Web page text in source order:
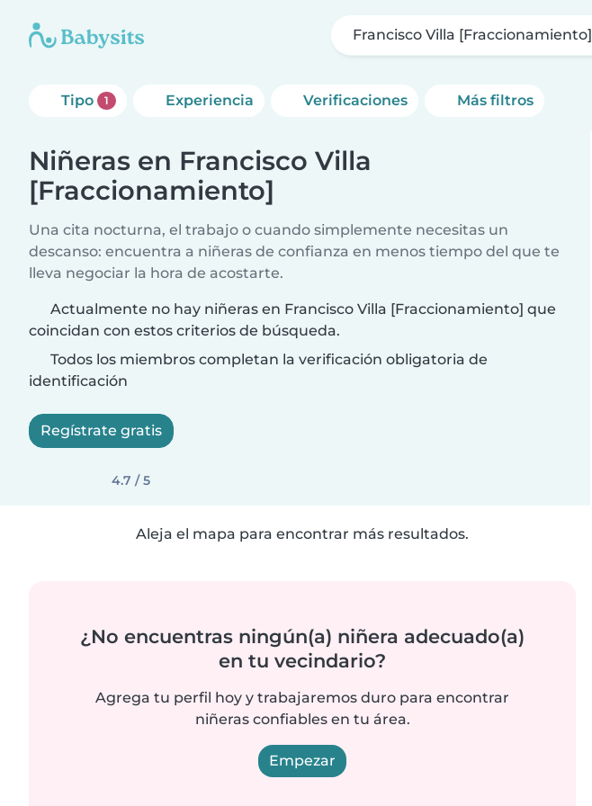
Francisco Villa [Fraccionamiento]
Tipo 1 Experiencia Verificaciones Más filtros
Niñeras en Francisco Villa
[Fraccionamiento]
Una cita nocturna, el trabajo o cuando simplemente necesitas un
descanso: encuentra a niñeras de confianza en menos tiempo del que te
lleva negociar la hora de acostarte.
Actualmente no hay niñeras en Francisco Villa [Fraccionamiento] que
coincidan con estos criterios de búsqueda.
Todos los miembros completan la verificación obligatoria de
identificación
Regístrate gratis
4.7 / 5
Aleja el mapa para encontrar más resultados.
¿No encuentras ningún(a) niñera adecuado(a)
en tu vecindario?
Agrega tu perfil hoy y trabajaremos duro para encontrar
niñeras confiables en tu área.
Empezar